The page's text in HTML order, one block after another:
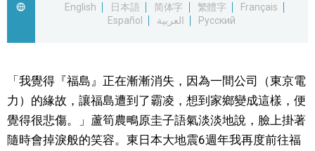
財經
科學技術
生活
English
日本語 简体字 繁體字
Français
Español
العربية Русский
「我覺得『福島』正在漸漸消失，因為一間公司（東京電
力）的緣故，讓福島遭到了霸凌，想到家鄉變成這樣，便
覺得很悲傷。」蘆筍農鴫原圭子語氣淡淡地說，臉上掛著
隨時會掉淚般的笑容。東日本大地震6週年我再度前往福